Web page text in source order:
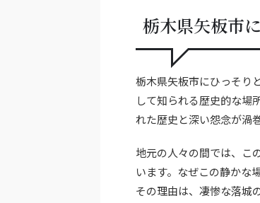
栃木県矢板市
栃木県矢板市にひっそり
して知られる歴史的な場
れた歴史と深い怨念が渦
地元の人々の間では、こ
います。なぜこの静かな
その理由は、凄惨な落城